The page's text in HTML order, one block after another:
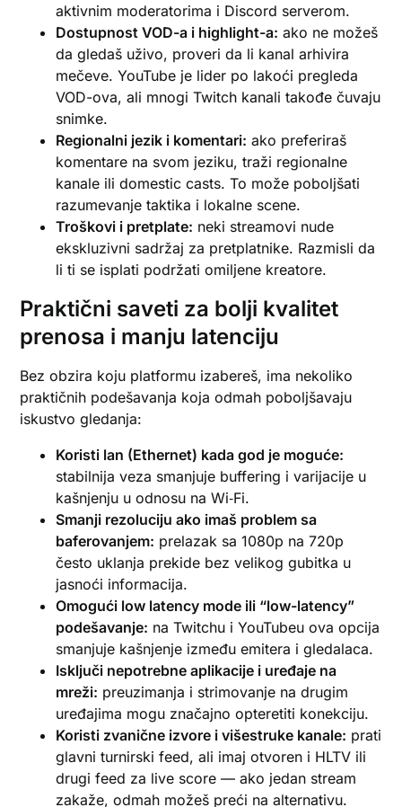
aktivnim moderatorima i Discord serverom.
Dostupnost VOD-a i highlight-a: ako ne možeš
da gledaš uživo, proveri da li kanal arhivira
mečeve. YouTube je lider po lakoći pregleda
VOD-ova, ali mnogi Twitch kanali takođe čuvaju
snimke.
Regionalni jezik i komentari: ako preferiraš
komentare na svom jeziku, traži regionalne
kanale ili domestic casts. To može poboljšati
razumevanje taktika i lokalne scene.
Troškovi i pretplate: neki streamovi nude
ekskluzivni sadržaj za pretplatnike. Razmisli da
li ti se isplati podržati omiljene kreatore.
Praktični saveti za bolji kvalitet
prenosa i manju latenciju
Bez obzira koju platformu izabereš, ima nekoliko
praktičnih podešavanja koja odmah poboljšavaju
iskustvo gledanja:
Koristi lan (Ethernet) kada god je moguće:
stabilnija veza smanjuje buffering i varijacije u
kašnjenju u odnosu na Wi‑Fi.
Smanji rezoluciju ako imaš problem sa
baferovanjem: prelazak sa 1080p na 720p
često uklanja prekide bez velikog gubitka u
jasnoći informacija.
Omogući low latency mode ili “low-latency”
podešavanje: na Twitchu i YouTubeu ova opcija
smanjuje kašnjenje između emitera i gledalaca.
Isključi nepotrebne aplikacije i uređaje na
mreži: preuzimanja i strimovanje na drugim
uređajima mogu značajno opteretiti konekciju.
Koristi zvanične izvore i višestruke kanale: prati
glavni turnirski feed, ali imaj otvoren i HLTV ili
drugi feed za live score — ako jedan stream
zakaže, odmah možeš preći na alternativu.